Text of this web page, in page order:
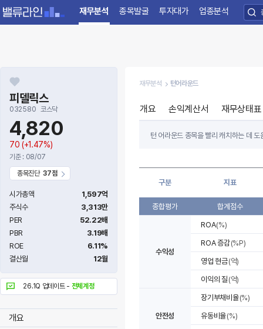
재무분석 종목발굴 투자대가 업종분석
피델릭스
032580 코스닥
4,820
70 (+1.47%)
기준 : 08/07
종목진단37점
시가총액
1,597억
주식수
3,313만
PER
52.22배
PBR
3.19배
ROE
6.11%
결산월
12월
26.1Q 업데이트 - 전체계정
개요
재무분석 턴어라운드
개요 손익계산서 재무상태표
턴 어라운드 종목을 빨리 캐치하는 데
항목별 지표는 기업의 수익성, 자본조
구분 지표
종합평가 합계점수
수익성
ROA(%)
ROA 증감(%P)
영업 현금(억)
이익의 질 (억)
안전성
장기부채비율(%)
유동비율(%)